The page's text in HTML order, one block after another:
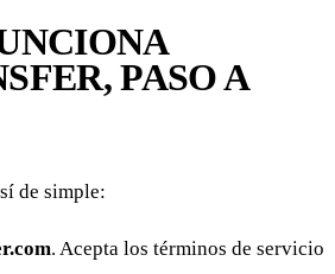
PASO A
de simple:
. Acepta los términos de servicio